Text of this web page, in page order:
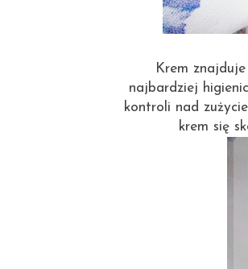
Krem
najbardziej
kontroli nad
krem się